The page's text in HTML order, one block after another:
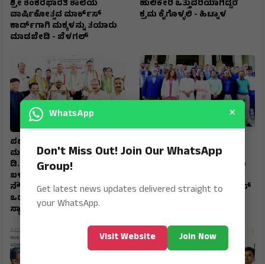
ಶ್ರೀ ಶಂಕರಭಾರತಿ ಶಾಲೆಯ
ವಾರ್ಷಿಕೋತ್ಸವ ಮಾರ್ಕ್‌ಸ್‌
ಕಾರ್ಡ್‌ಗಾಗಿ ಮಕ್ಕಳನ್ನು ತಯಾರು
ಮಾಡಬೇಡಿ - ಬೆಳಗಲ್
ಹುಲಿಕೇರಿ ಒತ್ತುವರಿಯಾಗಿದ್ದರೆ
ಕ್ರಮ ಕೈಗೊಳ್ಳಲಿ - ಹಿಟ್ನಾಳ
ಪಟ್ಟಣ ಸಹಕಾರ ಬ್ಯಾಾಂಕ್
ಮಹಾಮಂಡಳದ ನಿರ್ದೇಶಕರಿಗೆ
ಡಿ.ಎಚ್.ಓ ಸನ್ಮಾನ ಗೆಳೆಯರ
ಬಳಗದ ಬೆಂಬಲ,
ನೌಕರರೊಂದಿಗಿನ ಒಳ್ಳೆಯ
ಒಡನಾಟದಿಂದ ಉನ್ನತ
ಸ್ಥಾನಮಾನ
ಮಹತ್ವದ ದ್ವಿಪಕ್ಷೀಯ ಸಭೆಯಲ್ಲಿ
ಸಚಿವ ಎನ್.ಎಸ್.ಭೋಸರಾಜು
ತಂತ್ರಜ್ಞಾನದ ಅಭಿವೃದ್ದಿಗೆ ಬ್ರಿಕ್‌ಸ್‌
WhatsApp ×
Don't Miss Out! Join Our WhatsApp
Group!
Get latest news updates delivered straight to
your WhatsApp.
Visit Website Join Now